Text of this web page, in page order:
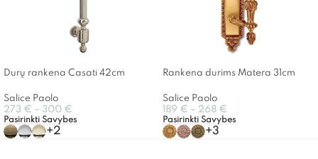
Durų rankena Casati 42cm
Salice Paolo
273 € – 300 €
Pasirinkti Savybes
+2
Rankena durims Matera 31cm
Salice Paolo
189 € – 268 €
Pasirinkti Savybes
+3